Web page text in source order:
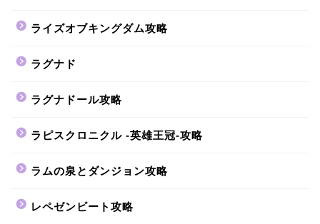
ライズオブキングダム攻略
ラグナド
ラグナドール攻略
ラピスクロニクル -英雄王冠-攻略
ラムの泉とダンジョン攻略
レペゼンビート攻略